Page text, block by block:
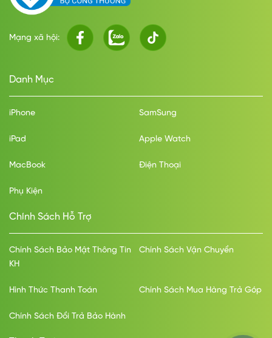
Mạng xã hội:
Danh Mục
iPhone SamSung
iPad Apple Watch
MacBook Điện Thoại
Phụ Kiện
Chính Sách Hỗ Trợ
Chính Sách Bảo Mật Thông Tin
KH
Chính Sách Vận Chuyển
Hình Thức Thanh Toán Chính Sách Mua Hàng Trả Góp
Chính Sách Đổi Trả Bảo Hành